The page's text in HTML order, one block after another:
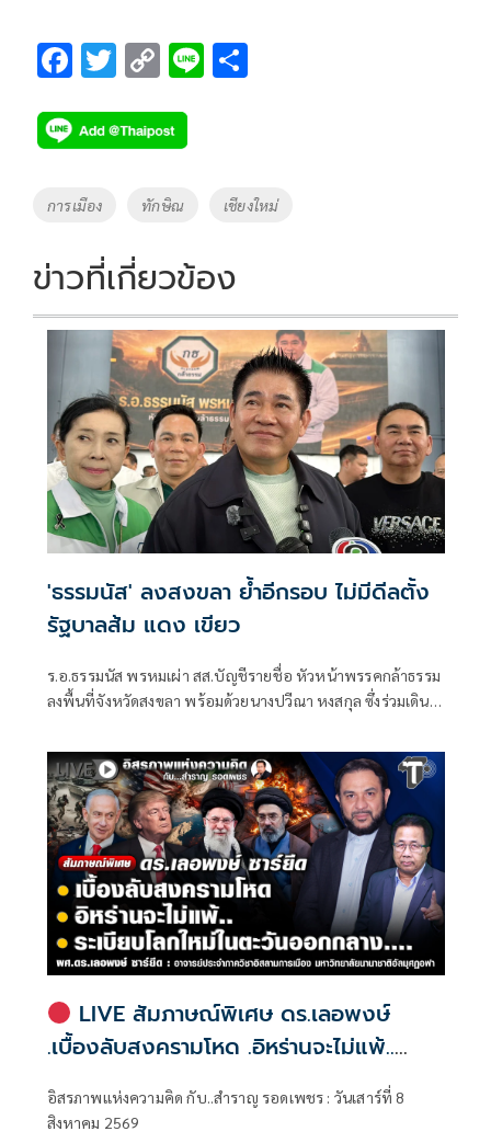
F
e
b
o
k
T
tt
er
C
p
y
Li
k
Li
Tags
การเมือง ทักษิณ เชียงใหม่
ข่าวที่เกี่ยวข้อง
'ธรรมนัส' ลงสงขลา ย้ำอีกรอบ ไม่มีดีลตั้ง
รัฐบาลส้ม แดง เขียว
ร.อ.ธรรมนัส พรหมเผ่า สส.บัญชีรายชื่อ หัวหน้าพรรคกล้าธรรม
ลงพื้นที่จังหวัดสงขลา พร้อมด้วยนางปวีณา หงสกุล ซึ่งร่วมเดิน
ณ ที่ทำการนายเดชอิศม์ โดยมีการประชุมหารือแนวทางการ
ทำงานและขับเคลื่อนนโยบายในพื้นที่ ก่อนเดินทางต่อไปยัง
จังหวัดพัทลุง
LIVE สัมภาษณ์พิเศษ ดร.เลอพงษ์
.เบื้องลับสงครามโหด .อิหร่านจะไม่แพ้..
อิสรภาพแห่งความคิด กับ..สำราญ รอด
อิสรภาพแห่งความคิด กับ..สำราญ รอดเพชร : วันเสาร์ที่ 8
สิงหาคม 2569